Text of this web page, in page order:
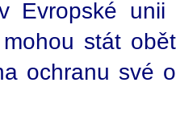
Evropské
stát
ochranu své